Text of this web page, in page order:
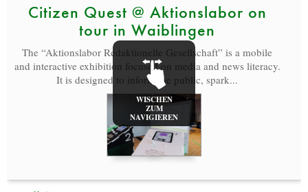
Citizen Quest @ Aktionslabor on
tour in Waiblingen
The “Aktionslabor Redaktionelle Gesellschaft” is a mobile
and interactive exhibition focused on media and news literacy.
It is designed to inform the public, spark...
WISCHEN
ZUM
NAVIGIEREN